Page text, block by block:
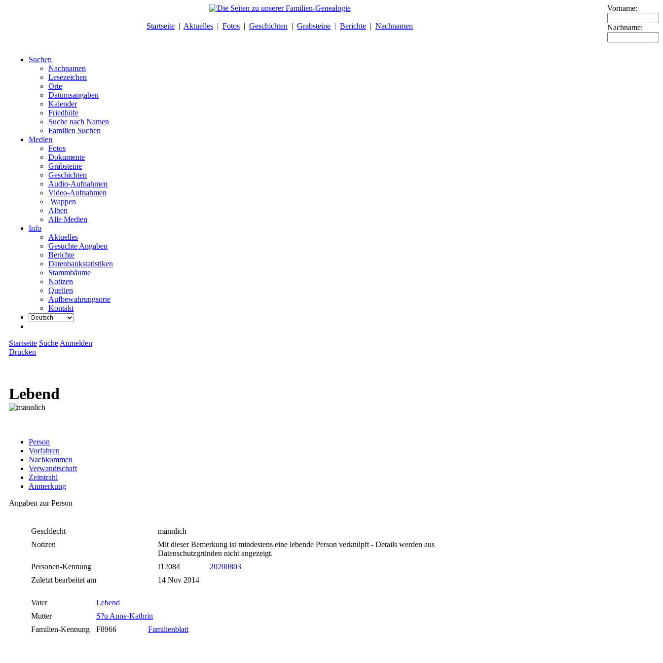
Startseite | Aktuelles | Fotos | Geschichten | Grabsteine | Berichte | Nachnamen
Vorname:
Nachname:
Suchen
Nachnamen
Lesezeichen
Orte
Datumsangaben
Kalender
Friedhöfe
Suche nach Namen
Familien Suchen
Medien
Fotos
Dokumente
Grabsteine
Geschichten
Audio-Aufnahmen
Video-Aufnahmen
Wappen
Alben
Alle Medien
Info
Aktuelles
Gesuchte Angaben
Berichte
Datenbankstatistiken
Stammbäume
Notizen
Quellen
Aufbewahrungsorte
Kontakt
Startseite Suche Anmelden
Drucken
Lebend
Person
Vorfahren
Nachkommen
Verwandtschaft
Zeitstrahl
Anmerkung
Angaben zur Person
Geschlecht
männlich
Notizen
Mit dieser Bemerkung ist mindestens eine lebende Person verknüpft - Details werden aus
Datenschutzgründen nicht angezeigt.
Personen-Kennung
I12084
20200803
Zuletzt bearbeitet am
14 Nov 2014
Vater
Lebend
Mutter
S?u Anne-Kathrin
Familien-Kennung
F8966 Familienblatt